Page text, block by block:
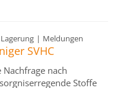
| Meldungen
SVHC
nach
Stoffe